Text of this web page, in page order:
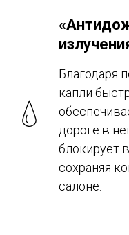
Благодаря
капли
дороге в
блокирует
сохраняя
салоне.